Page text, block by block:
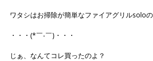
ワタシはお掃除が簡単なファイアグリルsoloの
・・・(*￣-￣)・・・
じぁ、なんてコレ買ったのよ？